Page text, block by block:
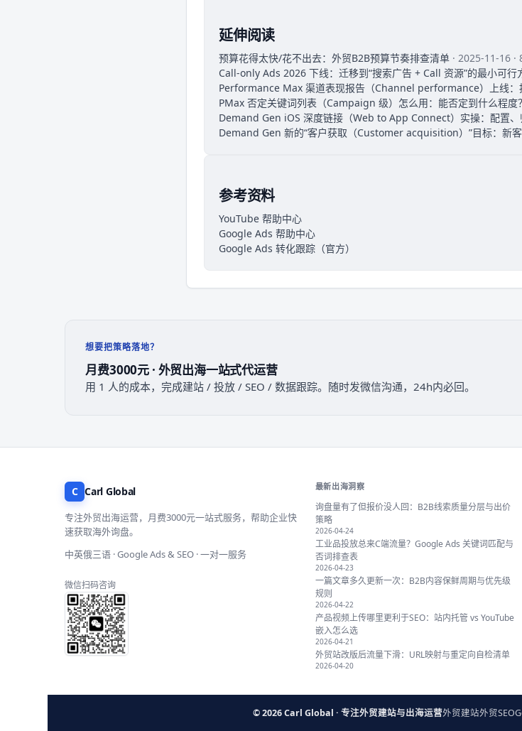
延伸阅读
预算花得太快/花不出去：外贸B2B预算节奏排查清单 · 2025-11-16 ·
Call-only Ads 2026 下线：迁移到“搜索广告 + Call 资源”的最小可行
Performance Max 渠道表现报告（Channel performance）上线：
PMax 否定关键词列表（Campaign 级）怎么用：能否定到什么程度
Demand Gen iOS 深度链接（Web to App Connect）实操：配置
Demand Gen 新的“客户获取（Customer acquisition）”目标：新客
参考资料
YouTube 帮助中心
Google Ads 帮助中心
Google Ads 转化跟踪（官方）
想要把策略落地？
月费3000元 · 外贸出海一站式代运营
用 1 人的成本，完成建站 / 投放 / SEO / 数据跟踪。随时发微信沟通，24h内必回。
C Carl Global
专注外贸出海运营，月费3000元一站式服务，帮助企业快
速获取海外询盘。
中英俄三语 · Google Ads & SEO · 一对一服务
微信扫码咨询
最新出海洞察
询盘量有了但报价没人回：B2B线索质量分层与出价
策略
2026-04-24
工业品投放总来C端流量？Google Ads 关键词匹配与
否词排查表
2026-04-23
一篇文章多久更新一次：B2B内容保鲜周期与优先级
规则
2026-04-22
产品视频上传哪里更利于SEO：站内托管 vs YouTube
嵌入怎么选
2026-04-21
外贸站改版后流量下滑：URL映射与重定向自检清单
2026-04-20
© 2026 Carl Global · 专注外贸建站与出海运营外贸建站外贸SEO